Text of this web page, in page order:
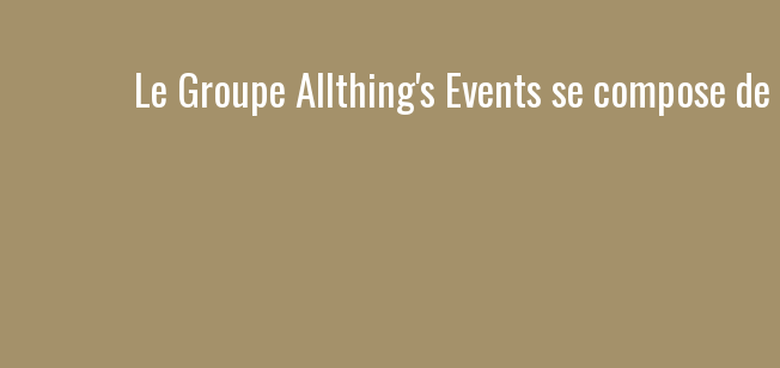
Le Groupe Allthing's Events se compose